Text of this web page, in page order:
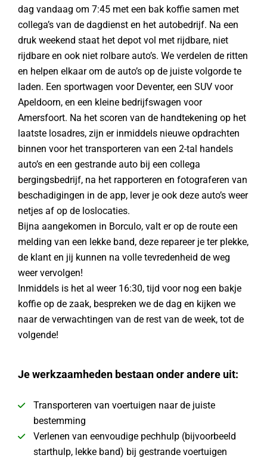
dag vandaag om 7:45 met een bak koffie samen met
collega’s van de dagdienst en het autobedrijf. Na een
druk weekend staat het depot vol met rijdbare, niet
rijdbare en ook niet rolbare auto’s. We verdelen de ritten
en helpen elkaar om de auto’s op de juiste volgorde te
laden. Een sportwagen voor Deventer, een SUV voor
Apeldoorn, en een kleine bedrijfswagen voor
Amersfoort. Na het scoren van de handtekening op het
laatste losadres, zijn er inmiddels nieuwe opdrachten
binnen voor het transporteren van een 2-tal handels
auto’s en een gestrande auto bij een collega
bergingsbedrijf, na het rapporteren en fotograferen van
beschadigingen in de app, lever je ook deze auto’s weer
netjes af op de loslocaties.
Bijna aangekomen in Borculo, valt er op de route een
melding van een lekke band, deze repareer je ter plekke,
de klant en jij kunnen na volle tevredenheid de weg
weer vervolgen!
Inmiddels is het al weer 16:30, tijd voor nog een bakje
koffie op de zaak, bespreken we de dag en kijken we
naar de verwachtingen van de rest van de week, tot de
volgende!
Je werkzaamheden bestaan onder andere uit:
Transporteren van voertuigen naar de juiste
bestemming
Verlenen van eenvoudige pechhulp (bijvoorbeeld
starthulp, lekke band) bij gestrande voertuigen